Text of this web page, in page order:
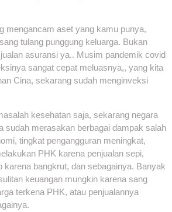
mengancam aset yang kamu punya,
tulang punggung keluarga. Bukan
asuransi ya.. Musim pandemik covid
sangat cepat meluasnya,, yang kita
Cina, sekarang sudah menginveksi
kesehatan saja, sekarang negara
sudah merasakan berbagai dampak salah
tingkat pengangguran meningkat,
PHK karena penjualan sepi,
karena bangkrut, dan sebagainya. Banyak
keuangan mungkin karena sang
terkena PHK, atau penjualannya